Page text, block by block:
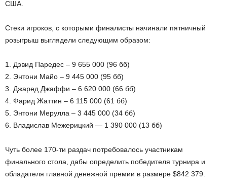
США.
Стеки игроков, с которыми финалисты начинали пятничный
розыгрыш выглядели следующим образом:
1. Дэвид Паредес – 9 655 000 (96 бб)
2. Энтони Майо – 9 445 000 (95 бб)
3. Джаред Джаффи – 6 620 000 (66 бб)
4. Фарид Жаттин – 6 115 000 (61 бб)
5. Энтони Мерулла – 3 445 000 (34 бб)
6. Владислав Межерицкий — 1 390 000 (13 бб)
Чуть более 170-ти раздач потребовалось участникам
финального стола, дабы определить победителя турнира и
обладателя главной денежной премии в размере $842 379.